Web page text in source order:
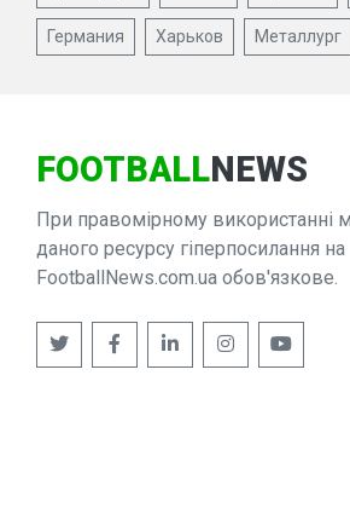
Германия Харьков Металлург
FOOTBALLNEWS
При правомірному використанні
даного ресурсу гіперпосилання на
FootballNews.com.ua обов'язкове.